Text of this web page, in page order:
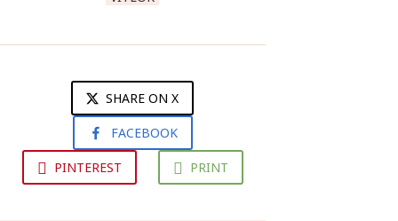
SHARE ON X
FACEBOOK
PINTEREST PRINT